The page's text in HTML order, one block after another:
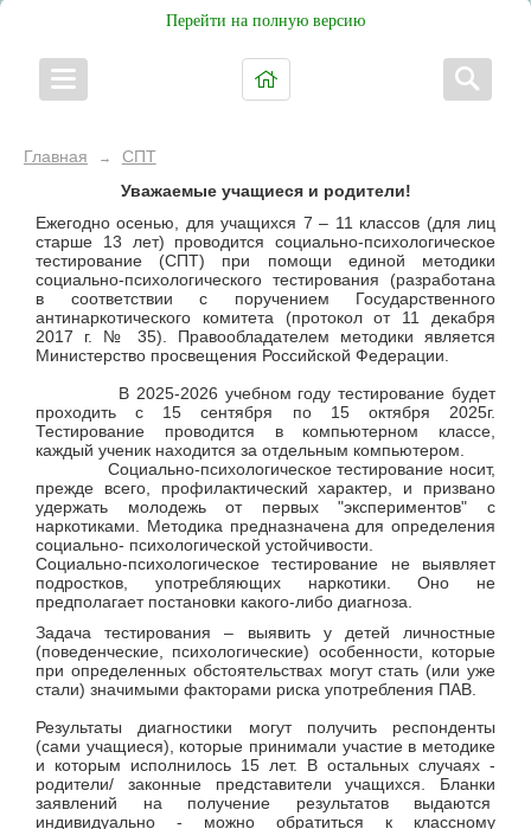
Перейти на полную версию
Главная →
СПТ
Уважаемые учащиеся и родители!
Ежегодно осенью, для учащихся 7 – 11 классов (для лиц
старше 13 лет) проводится социально-психологическое
тестирование (СПТ) при помощи единой методики
социально-психологического тестирования (разработана
в соответствии с поручением Государственного
антинаркотического комитета (протокол от 11 декабря
2017 г. № 35). Правообладателем методики является
Министерство просвещения Российской Федерации.
В 2025-2026 учебном году тестирование будет
проходить с 15 сентября по 15 октября 2025г.
Тестирование проводится в компьютерном классе,
каждый ученик находится за отдельным компьютером.
Социально-психологическое тестирование носит,
прежде всего, профилактический характер, и призвано
удержать молодежь от первых "экспериментов" с
наркотиками. Методика предназначена для определения
социально- психологической устойчивости.
Социально-психологическое тестирование не выявляет
подростков, употребляющих наркотики. Оно не
предполагает постановки какого-либо диагноза.
Задача тестирования – выявить у детей личностные
(поведенческие, психологические) особенности, которые
при определенных обстоятельствах могут стать (или уже
стали) значимыми факторами риска употребления ПАВ.
Результаты диагностики могут получить респонденты
(сами учащиеся), которые принимали участие в методике
и которым исполнилось 15 лет. В остальных случаях -
родители/ законные представители учащихся. Бланки
заявлений на получение результатов выдаются
индивидуально - можно обратиться к классному